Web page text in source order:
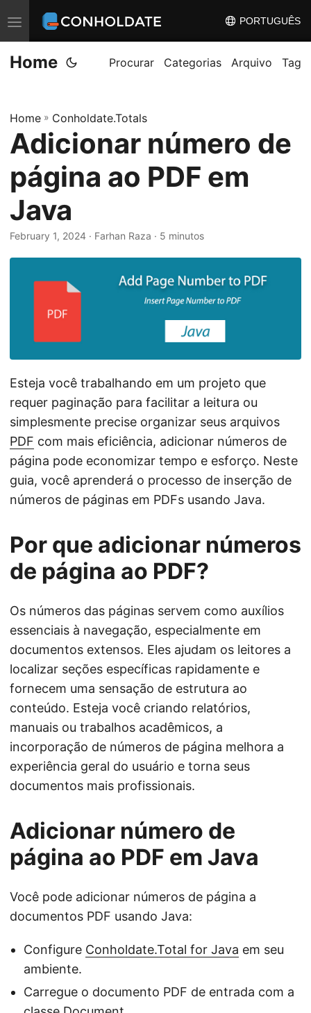
A
l
t
n
a
n
a
v
e
g
PORTUGUÊS
Home Procurar Categorias Arquivo Tag
Home » Conholdate.Totals
Adicionar número de
página ao PDF em
Java
February 1, 2024 ‎ · Farhan Raza · 5 minutos
Esteja você trabalhando em um projeto que
requer paginação para facilitar a leitura ou
simplesmente precise organizar seus arquivos
PDF com mais eficiência, adicionar números de
página pode economizar tempo e esforço. Neste
guia, você aprenderá o processo de inserção de
números de páginas em PDFs usando Java.
Por que adicionar números
de página ao PDF?
Os números das páginas servem como auxílios
essenciais à navegação, especialmente em
documentos extensos. Eles ajudam os leitores a
localizar seções específicas rapidamente e
fornecem uma sensação de estrutura ao
conteúdo. Esteja você criando relatórios,
manuais ou trabalhos acadêmicos, a
incorporação de números de página melhora a
experiência geral do usuário e torna seus
documentos mais profissionais.
Adicionar número de
página ao PDF em Java
Você pode adicionar números de página a
documentos PDF usando Java:
Configure Conholdate.Total for Java em seu
ambiente.
Carregue o documento PDF de entrada com a